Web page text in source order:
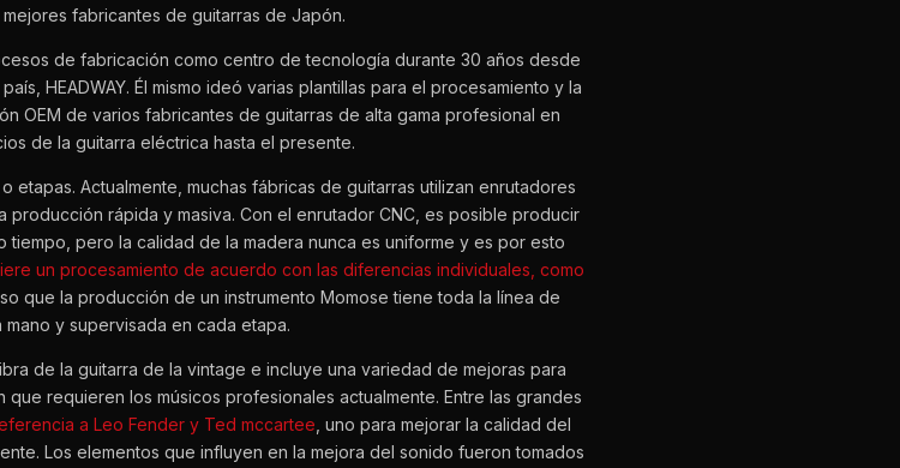
fabricantes de guitarras de Japón.
de fabricación como centro de tecnología durante 30 años desde
HEADWAY. Él mismo ideó varias plantillas para el procesamiento y la
OEM de varios fabricantes de guitarras de alta gama profesional en
de la guitarra eléctrica hasta el presente.
etapas. Actualmente, muchas fábricas de guitarras utilizan enrutadores
rápida y masiva. Con el enrutador CNC, es posible producir
tiempo, pero la calidad de la madera nunca es uniforme y es por esto
un procesamiento de acuerdo con las diferencias individuales, como
que la producción de un instrumento Momose tiene toda la línea de
y supervisada en cada etapa.
de la guitarra de la vintage e incluye una variedad de mejoras para
requieren los músicos profesionales actualmente. Entre las grandes
a Leo Fender y Ted mccartee , uno para mejorar la calidad del
Los elementos que influyen en la mejora del sonido fueron tomados